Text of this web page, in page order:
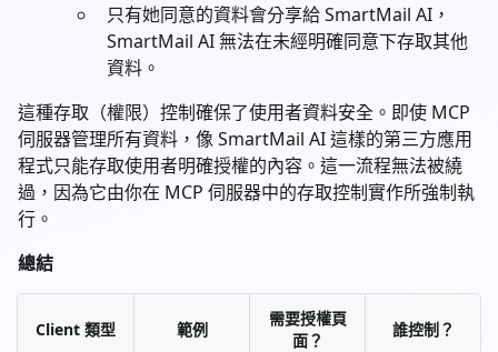
只有她同意的資料會分享給 SmartMail AI，
SmartMail AI 無法在未經明確同意下存取其他
資料。
這種存取（權限）控制確保了使用者資料安全。即使 MCP
伺服器管理所有資料，像 SmartMail AI 這樣的第三方應用
程式只能存取使用者明確授權的內容。這一流程無法被繞
過，因為它由你在 MCP 伺服器中的存取控制實作所強制執
行。
總結
Client 類型 範例
需要授權頁
面？
誰控制？